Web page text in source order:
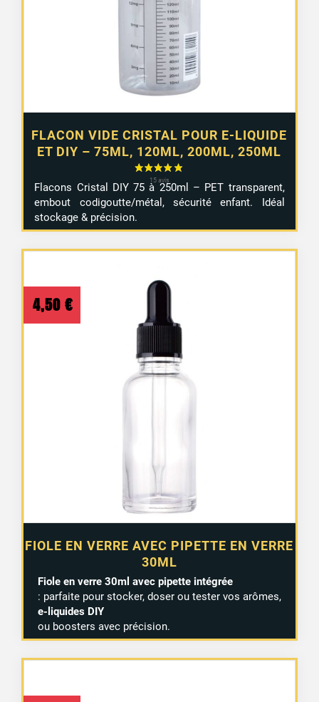
2 avis
FLACON VIDE CRISTAL POUR E-LIQUIDE
ET DIY – 75ML, 120ML, 200ML, 250ML
4,99 €
Flacons Cristal DIY 75 à 250ml – PET transparent,
embout codigoutte/métal, sécurité enfant. Idéal
stockage & précision.
FIOLE EN VERRE AVEC PIPETTE EN VERRE
30ML
4,50 €
Fiole en verre 30ml avec pipette intégrée
: parfaite pour stocker, doser ou tester vos arômes,
e-liquides DIY
ou boosters avec précision.